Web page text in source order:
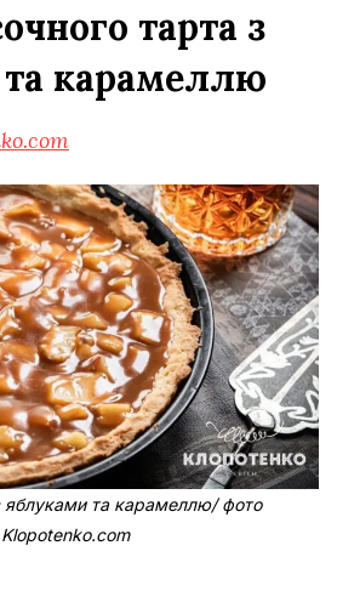
тарта з
карамеллю
яблуками та карамеллю/ фото
Klopotenko.com